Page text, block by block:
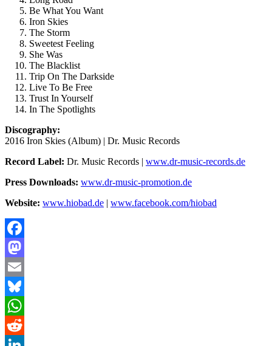
Be What You Want
Iron Skies
The Storm
Sweetest Feeling
She Was
The Blacklist
Trip On The Darkside
Live To Be Free
Trust In Yourself
In The Spotlights
Discography:
2016 Iron Skies (Album) | Dr. Music Records
Record Label: Dr. Music Records | www.dr-music-records.de
Press Downloads: www.dr-music-promotion.de
Website: www.hiobad.de | www.facebook.com/hiobad
Facebook
Mastodon
Email
Bluesky
WhatsApp